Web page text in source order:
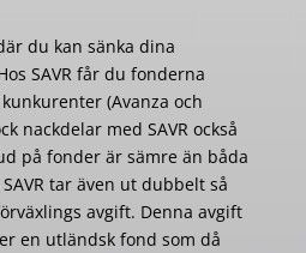
du kan sänka dina
SAVR får du fonderna
(Avanza och
nackdelar med SAVR också
på fonder är sämre än båda
tar även ut dubbelt så
avgift. Denna avgift
en utländsk fond som då